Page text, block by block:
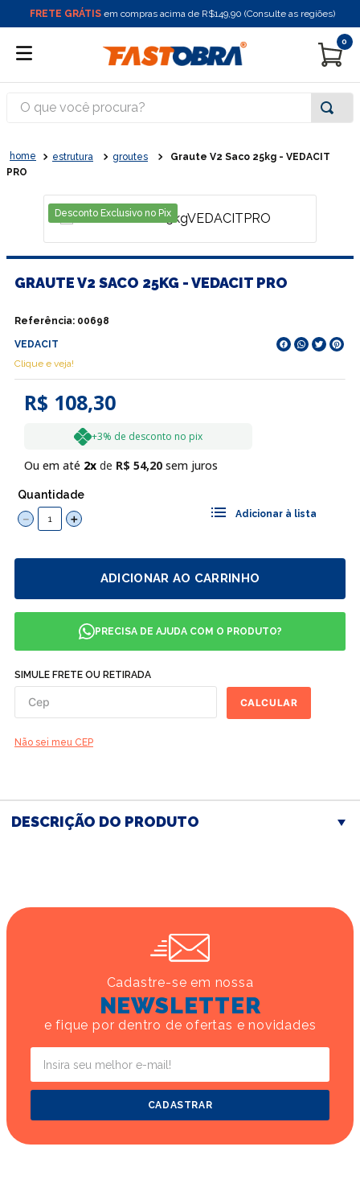
FRETE GRÁTIS em compras acima de R$149,90 (Consulte as regiões)
0
O que você procura?
estrutura groutes
Graute V2 Saco 25kg - VEDACIT
PRO
Desconto Exclusivo no Pix
GRAUTE V2 SACO 25KG - VEDACIT PRO
Referência: 00698
VEDACIT
Clique e veja!
R$ 108,30
+3% de desconto no pix
Ou em até 2 R$ 54,20 sem juros
Quantidade
＋
－
ADICIONAR AO CARRINHO
PRECISA DE AJUDA COM O PRODUTO?
SIMULE FRETE OU RETIRADA
CALCULAR
Não sei meu CEP
DESCRIÇÃO DO PRODUTO
Cadastre-se em nossa
NEWSLETTER
e fique por dentro de ofertas e novidades
CADASTRAR